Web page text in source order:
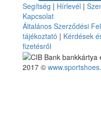
Segítség | Hírlevél |
Kapcsolat
Általános Szerződési
tájékoztató | Kérdések
fizetésről
2017 ©